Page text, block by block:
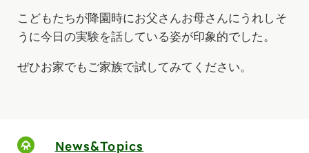
こどもたちが降園時にお父さんお母さんにうれしそ
うに今日の実験を話している姿が印象的でした。
ぜひお家でもご家族で試してみてください。
News&Topics